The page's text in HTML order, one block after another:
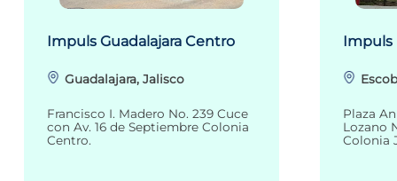
Impuls Guadalajara Centro
Guadalajara, Jalisco
Francisco I. Madero No. 239 Cuce
con Av. 16 de Septiembre Colonia
Centro.
Impuls
Plaza
Lozano
Colonia